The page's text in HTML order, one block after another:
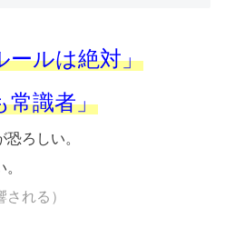
ールは絶対」
常識者」
ろしい。
れる）